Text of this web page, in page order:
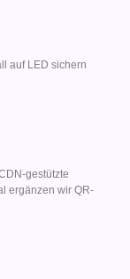
auf LED sichern
gestützte
ergänzen wir QR-